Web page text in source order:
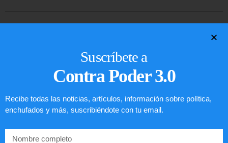
Suscríbete a
Contra Poder 3.0
Recibe todas las noticias, artículos, información sobre política,
enchufados y más, suscribiéndote con tu email.